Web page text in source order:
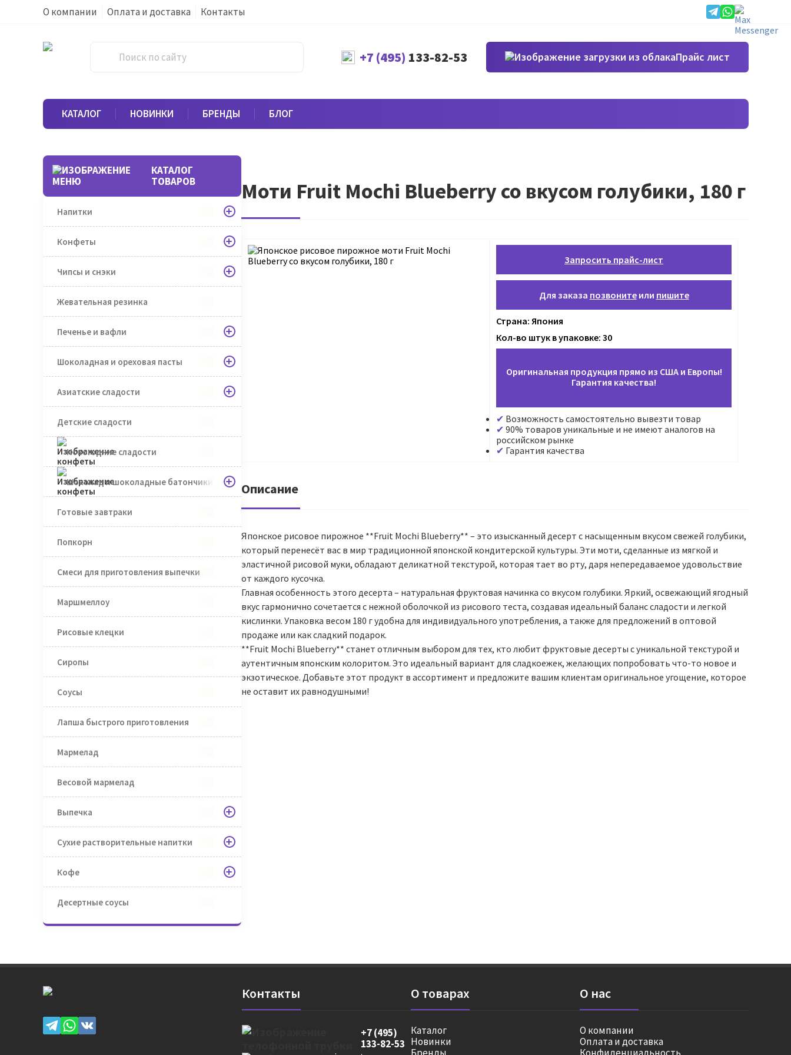
О компании Оплата и доставка Контакты
+7 (495) 133-82-53 Прайс лист
КАТАЛОГ НОВИНКИ БРЕНДЫ БЛОГ
КАТАЛОГ
ТОВАРОВ
Напитки
Конфеты
Чипсы и снэки
Жевательная резинка
Печенье и вафли
Шоколадная и ореховая пасты
Азиатские сладости
Детские сладости
Новогодние сладости
Шоколад и шоколадные батончики
Готовые завтраки
Попкорн
Смеси для приготовления выпечки
Маршмеллоу
Рисовые клецки
Сиропы
Соусы
Лапша быстрого приготовления
Мармелад
Весовой мармелад
Выпечка
Сухие растворительные напитки
Кофе
Десертные соусы
Моти Fruit Mochi Blueberry со вкусом голубики, 180 г
Запросить прайс-лист
Для заказа позвонитеили пишите
Страна: Япония
Кол-во штук в упаковке: 30
Оригинальная продукция прямо из США и Европы!
Гарантия качества!
Возможность самостоятельно вывезти товар
90% товаров уникальные и не имеют аналогов на
российском рынке
Гарантия качества
Описание
Японское рисовое пирожное **Fruit Mochi Blueberry** – это изысканный десерт с насыщенным вкусом свежей голубики,
который перенесёт вас в мир традиционной японской кондитерской культуры. Эти моти, сделанные из мягкой и
эластичной рисовой муки, обладают деликатной текстурой, которая тает во рту, даря непередаваемое удовольствие
от каждого кусочка.
Главная особенность этого десерта – натуральная фруктовая начинка со вкусом голубики. Яркий, освежающий ягодный
вкус гармонично сочетается с нежной оболочкой из рисового теста, создавая идеальный баланс сладости и легкой
кислинки. Упаковка весом 180 г удобна для индивидуального употребления, а также для предложений в оптовой
продаже или как сладкий подарок.
**Fruit Mochi Blueberry** станет отличным выбором для тех, кто любит фруктовые десерты с уникальной текстурой и
аутентичным японским колоритом. Это идеальный вариант для сладкоежек, желающих попробовать что-то новое и
экзотическое. Добавьте этот продукт в ассортимент и предложите вашим клиентам оригинальное угощение, которое
не оставит их равнодушными!
Контакты
+7 (495)
133-82-53
О товарах
Каталог
Новинки
О нас
О компании
Оплата и доставка